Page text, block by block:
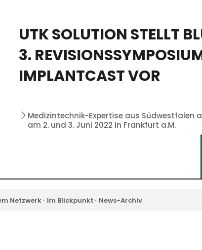
UTK SOLUTION STELLT
3.
IMPLANTCAST VOR
Medizintechnik-Expertise aus Südwestfalen
am 2. und 3. Juni 2022 in Frankfurt a.M.
Netzwerk · Im Blickpunkt · News-Archiv